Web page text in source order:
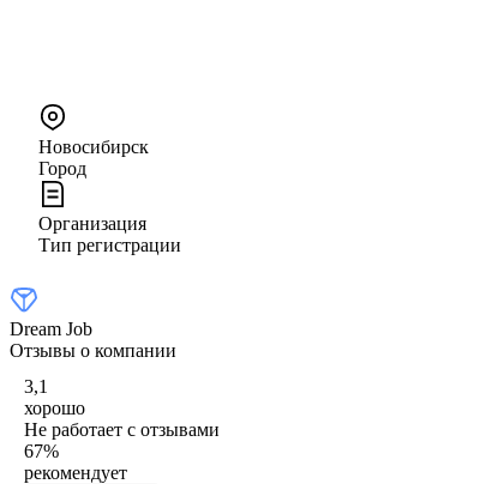
Новосибирск
Город
Организация
Тип регистрации
Dream Job
Отзывы о компании
3,1
хорошо
Не работает с отзывами
67%
рекомендует